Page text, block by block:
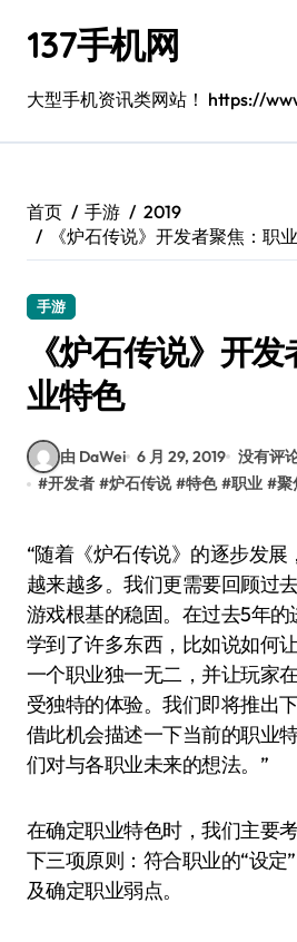
137手机网
大型手机资讯类网站！ https://
首页 手游
2019
《炉石传说》开发者聚焦：职
手游
《炉石传说》开
业特色
由 DaWei 6 月 29, 2019 没有评
#开发者 #炉石传说 #特色 #职业 #聚
“随着《炉石传说》的逐步发展，旅店接待的访客也
越来越多。我们更需要回顾过
游戏根基的稳固。在过去5年
学到了许多东西，比如说如何
一个职业独一无二，并让玩家
受独特的体验。我们即将推出
借此机会描述一下当前的职业
们对与各职业未来的想法。”
在确定职业特色时，我们主要
下三项原则：符合职业的“设定
及确定职业弱点。